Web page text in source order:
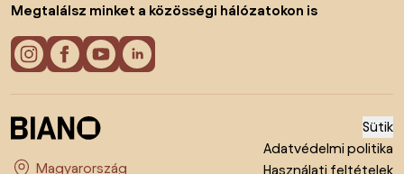
Megtalálsz minket a közösségi hálózatokon is
Sütik
Adatvédelmi politika
Használati feltételek